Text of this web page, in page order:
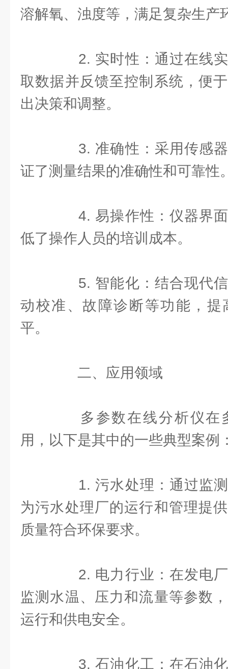
溶解氧、浊度等，满足复杂生产
2. 实时性：通过在线实
取数据并反馈至控制系统，便
出决策和调整。
3. 准确性：采用传感器
证了测量结果的准确性和可靠性
4. 易操作性：仪器界面
低了操作人员的培训成本。
5. 智能化：结合现代信
动校准、故障诊断等功能，提
平。
二、应用领域
多参数在线分析仪在
用，以下是其中的一些典型案例
1. 污水处理：通过监测
为污水处理厂的运行和管理提
质量符合环保要求。
2. 电力行业：在发电厂
监测水温、压力和流量等参数
运行和供电安全。
3. 石油化工：在石油化